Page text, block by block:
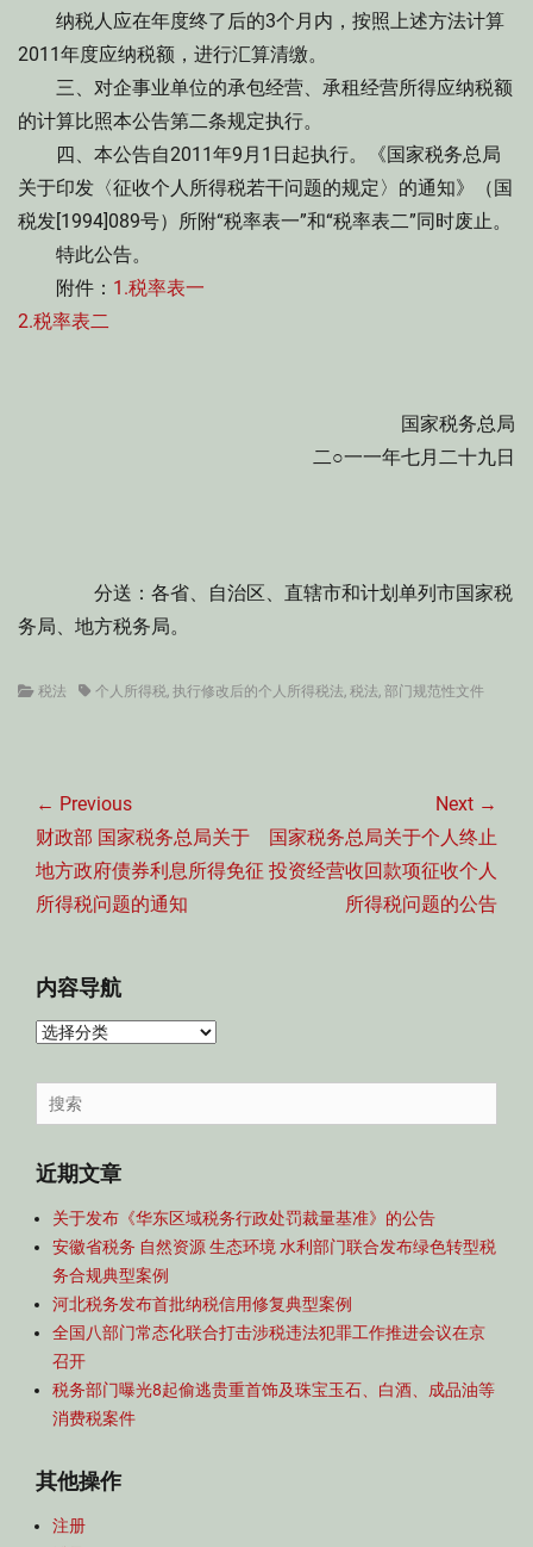
纳税人应在年度终了后的3个月内，按照上述方法计算
2011年度应纳税额，进行汇算清缴。
三、对企事业单位的承包经营、承租经营所得应纳税额
的计算比照本公告第二条规定执行。
四、本公告自2011年9月1日起执行。《国家税务总局
关于印发〈征收个人所得税若干问题的规定〉的通知》（国
税发[1994]089号）所附“税率表一”和“税率表二”同时废止。
特此公告。
附件： 1.税率表一
2.税率表二
国家税务总局
二○一一年七月二十九日
分送：各省、自治区、直辖市和计划单列市国家税
务局、地方税务局。
Categories
税法 Tags个人所得税, 执行修改后的个人所得税法, 税法, 部门规范性文件
章
导
航
← Previous
Previous
post:
财政部 国家税务总局关于
地方政府债券利息所得免征
所得税问题的通知
Next →
Next
post:
国家税务总局关于个人终止
投资经营收回款项征收个人
所得税问题的公告
内容导航
内
导
航
Search
for:
近期文章
关于发布《华东区域税务行政处罚裁量基准》的公告
安徽省税务 自然资源 生态环境 水利部门联合发布绿色转型税
务合规典型案例
河北税务发布首批纳税信用修复典型案例
全国八部门常态化联合打击涉税违法犯罪工作推进会议在京
召开
税务部门曝光8起偷逃贵重首饰及珠宝玉石、白酒、成品油等
消费税案件
其他操作
注册